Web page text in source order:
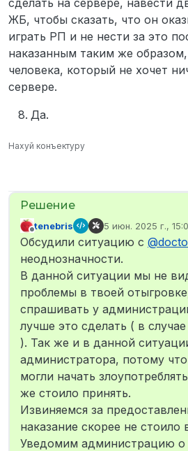
ЖБ, чтобы сказать, что он
играть РП и не нести за это
наказанным таким же образом,
человека, который не хочет
сервере.
Да.
Нахуй конъектуру
Не в сети
tenebris 5 июн. 2025 г.,
отредактировано
Обсудили ситуацию с @
неоднозначности.
В данной ситуации мы не
проблемы в твоей
спрашивать у
лучше это сделать ( в
). Так же и в данной
администратора, потому
могли начать
же стоило принять.
Извиняемся за
наказание скорее не стоило
Уведомим администрацию о